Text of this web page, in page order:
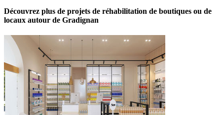
Découvrez plus de projets de réhabilitation de boutiques ou de
locaux autour de Gradignan